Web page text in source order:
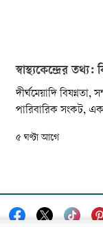
স্বাস্থ্যকেন্দ্রের
দীর্ঘমেয়াদি বিষণ্নতা,
পারিবারিক সংকট,
শিক্ষার্থী, শিক্ষক ও
৫ ঘণ্টা আগে